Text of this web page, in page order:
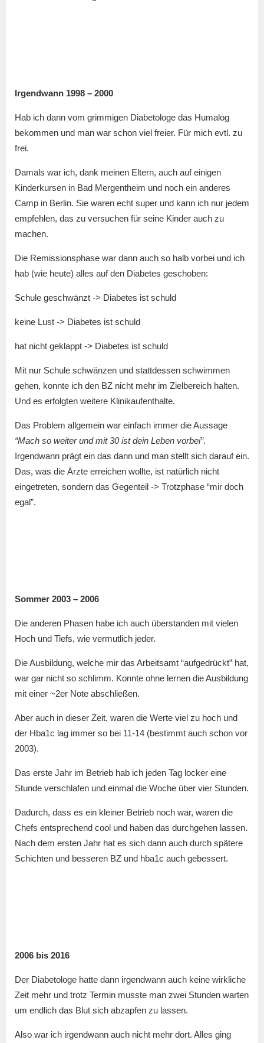
Irgendwann 1998 – 2000
Hab ich dann vom grimmigen Diabetologe das Humalog
bekommen und man war schon viel freier. Für mich evtl. zu
frei.
Damals war ich, dank meinen Eltern, auch auf einigen
Kinderkursen in Bad Mergentheim und noch ein anderes
Camp in Berlin. Sie waren echt super und kann ich nur jedem
empfehlen, das zu versuchen für seine Kinder auch zu
machen.
Die Remissionsphase war dann auch so halb vorbei und ich
hab (wie heute) alles auf den Diabetes geschoben:
Schule geschwänzt -> Diabetes ist schuld
keine Lust -> Diabetes ist schuld
hat nicht geklappt -> Diabetes ist schuld
Mit nur Schule schwänzen und stattdessen schwimmen
gehen, konnte ich den BZ nicht mehr im Zielbereich halten.
Und es erfolgten weitere Klinikaufenthalte.
Das Problem allgemein war einfach immer die Aussage
“Mach so weiter und mit 30 ist dein Leben vorbei”.
Irgendwann prägt ein das dann und man stellt sich darauf ein.
Das, was die Ärzte erreichen wollte, ist natürlich nicht
eingetreten, sondern das Gegenteil -> Trotzphase “mir doch
egal”.
Sommer 2003 – 2006
Die anderen Phasen habe ich auch überstanden mit vielen
Hoch und Tiefs, wie vermutlich jeder.
Die Ausbildung, welche mir das Arbeitsamt “aufgedrückt” hat,
war gar nicht so schlimm. Konnte ohne lernen die Ausbildung
mit einer ~2er Note abschließen.
Aber auch in dieser Zeit, waren die Werte viel zu hoch und
der Hba1c lag immer so bei 11-14 (bestimmt auch schon vor
2003).
Das erste Jahr im Betrieb hab ich jeden Tag locker eine
Stunde verschlafen und einmal die Woche über vier Stunden.
Dadurch, dass es ein kleiner Betrieb noch war, waren die
Chefs entsprechend cool und haben das durchgehen lassen.
Nach dem ersten Jahr hat es sich dann auch durch spätere
Schichten und besseren BZ und hba1c auch gebessert.
2006 bis 2016
Der Diabetologe hatte dann irgendwann auch keine wirkliche
Zeit mehr und trotz Termin musste man zwei Stunden warten
um endlich das Blut sich abzapfen zu lassen.
Also war ich irgendwann auch nicht mehr dort. Alles ging